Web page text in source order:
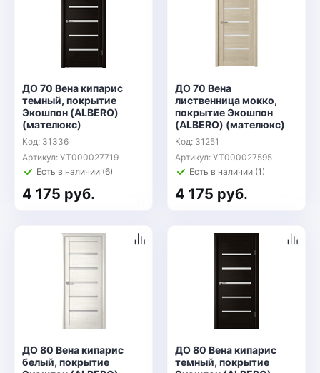
ДО 70 Вена кипарис
темный, покрытие
Экошпон (ALBERO)
(мателюкс)
Код: 31336
Артикул: УТ000027719
Есть в наличии (6)
4 175 руб.
ДО 70 Вена
лиственница мокко,
покрытие Экошпон
(ALBERO) (мателюкс)
Код: 31251
Артикул: УТ000027595
Есть в наличии (1)
4 175 руб.
ДО 80 Вена кипарис
белый, покрытие
ДО 80 Вена кипарис
темный, покрытие